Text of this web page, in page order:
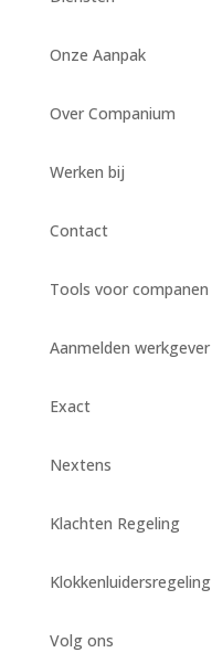
Onze Aanpak
Over Companium
Werken bij
Contact
Tools voor companen
Aanmelden werkgever
Exact
Nextens
Klachten Regeling
Klokkenluidersregeling
Volg ons